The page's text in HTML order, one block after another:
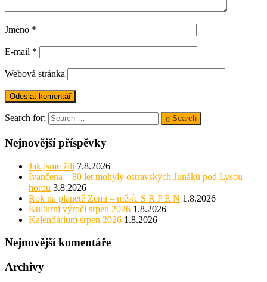
Jméno *
E-mail *
Webová stránka
Search for: Search
Nejnovější příspěvky
Jak jsme žili 7.8.2026
Ivančena – 80 let mohyly ostravských Junáků pod Lysou
horou 3.8.2026
Rok na planetě Zemi – měsíc S R P E N 1.8.2026
Kulturní výročí srpen 2026 1.8.2026
Kalendárium srpen 2026 1.8.2026
Nejnovější komentáře
Archivy